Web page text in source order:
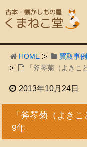
HOME
買取事例
「斧琴菊（よき
2013年10月24日
「斧琴菊（よき
9年